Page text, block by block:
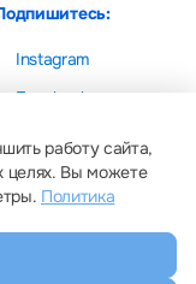
Instagram
Facebook
работу сайта,
целях. Вы можете
Политика